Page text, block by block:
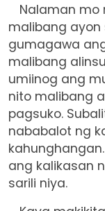
Nalaman mo
malibang ayon
gumagawa
malibang
umiinog ang
nito malibang
pagsuko.
nababalot ng
ang kalikasan
sarili niya.